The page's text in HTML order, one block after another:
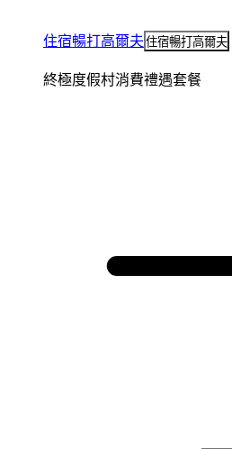
住宿暢打高爾夫 住宿暢打高爾夫
終極度假村消費禮遇套餐